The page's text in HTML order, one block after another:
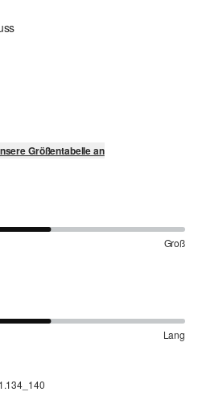
Größentabelle an
Groß
Lang